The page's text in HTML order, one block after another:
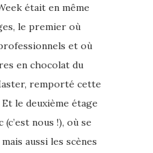
était en même
le premier où
et où
en chocolat du
remporté cette
le deuxième étage
nous !), où se
aussi les scènes